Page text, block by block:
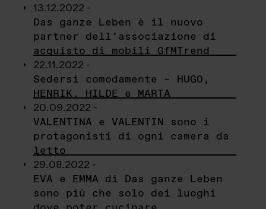
13.12.2022 -
Das ganze Leben è il nuovo
partner dell’associazione di
acquisto di mobili GfMTrend
22.11.2022 -
Sedersi comodamente – HUGO,
HENRIK, HILDE e MARTA
20.09.2022 -
VALENTINA e VALENTIN sono i
protagonisti di ogni camera da
letto
29.08.2022 -
EVA e EMMA di Das ganze Leben
sono più che solo dei luoghi